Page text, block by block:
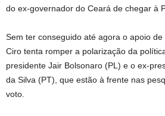
do ex-governador do Ceará de chegar à
Sem ter conseguido até agora o apoio de
Ciro tenta romper a polarização da
presidente Jair Bolsonaro (PL) e o ex-
da Silva (PT), que estão à frente nas
voto.